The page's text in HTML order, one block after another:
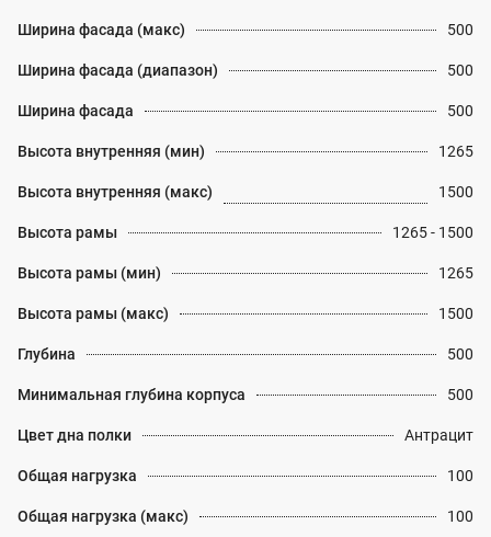
Ширина фасада (макс) 500
Ширина фасада (диапазон) 500
Ширина фасада 500
Высота внутренняя (мин) 1265
Высота внутренняя (макс) 1500
Высота рамы 1265 - 1500
Высота рамы (мин) 1265
Высота рамы (макс) 1500
Глубина 500
Минимальная глубина корпуса 500
Цвет дна полки Антрацит
Общая нагрузка 100
Общая нагрузка (макс) 100